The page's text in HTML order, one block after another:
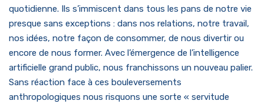
quotidienne. Ils s’immiscent dans tous les pans de notre vie
presque sans exceptions : dans nos relations, notre travail,
nos idées, notre façon de consommer, de nous divertir ou
encore de nous former. Avec l’émergence de l’intelligence
artificielle grand public, nous franchissons un nouveau palier.
Sans réaction face à ces bouleversements
anthropologiques nous risquons une sorte « servitude